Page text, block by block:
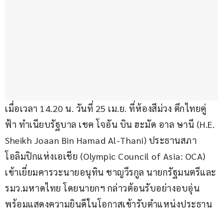
เมื่อเวลา 14.20 น. วันที่ 25 เม.ย. ที่ห้องสีม่วง ตึกไทยคู่
ฟ้า ทำเนียบรัฐบาล เชค โจอัน บิน ฮะมัด อาล ษานี (H.E.
Sheikh Joaan Bin Hamad Al-Thani) ประธานสภา
โอลิมปิกแห่งเอเชีย (Olympic Council of Asia: OCA)
เข้าเยี่ยมคารวะนายอนุทิน ชาญวีรกูล นายกรัฐมนตรีและ
รมว.มหาดไทย โดยนายกฯ กล่าวต้อนรับอย่างอบอุ่น
พร้อมแสดงความยินดีในโอกาสเข้ารับตำแหน่งประธาน